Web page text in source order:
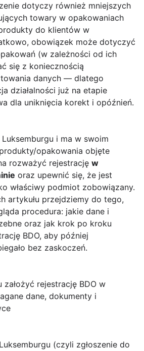
dotyczy również mniejszych
towary w opakowaniach
do klientów w
obowiązek może dotyczyć
(w zależności od ich
się z koniecznością
danych — dlatego
działalności już na etapie
dla uniknięcia korekt i opóźnień.
i ma w swoim
opakowania objęte
rozważyć rejestrację w
oraz upewnić się, że jest
właściwy podmiot zobowiązany.
artykułu przejdziemy do tego,
procedura: jakie dane i
oraz jak krok po kroku
BDO, aby później
bez zaskoczeń.
rejestrację BDO w
dane, dokumenty i
(czyli zgłoszenie do